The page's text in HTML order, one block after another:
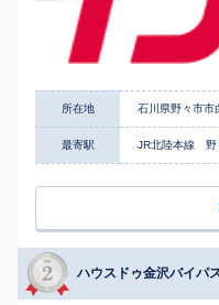
所在地 石川県野々市
最寄駅 JR北陸本線
ハウスドゥ金沢バイ